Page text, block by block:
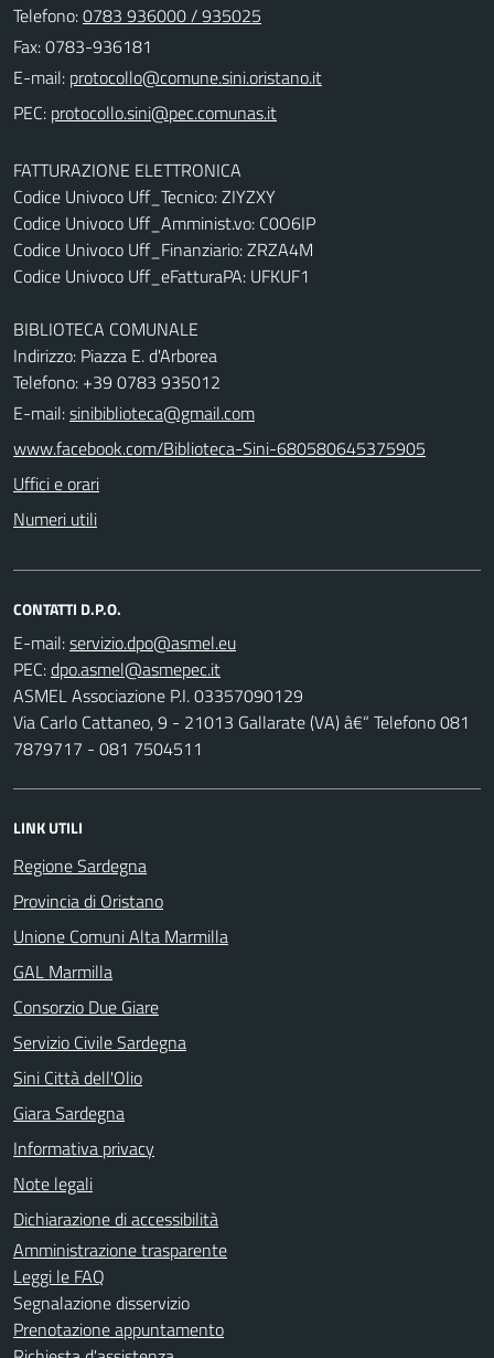
Telefono:0783 936000 / 935025
Fax: 0783-936181
E-mail:
PEC:
FATTURAZIONE ELETTRONICA
Codice Univoco Uff_Tecnico: ZIYZXY
Codice Univoco Uff_Amminist.vo: C0O6IP
Codice Univoco Uff_Finanziario: ZRZA4M
Codice Univoco Uff_eFatturaPA: UFKUF1
BIBLIOTECA COMUNALE
Indirizzo: Piazza E. d'Arborea
Telefono: +39 0783 935012
E-mail:sinibiblioteca@gmail.com
www.facebook.com/Biblioteca-Sini-680580645375905
Uffici e orari
Numeri utili
CONTATTI D.P.O.
E-mail:
PEC:
ASMEL Associazione P.I. 03357090129
Via Carlo Cattaneo, 9 - 21013 Gallarate (VA) â€“ Telefono 081
7879717 - 081 7504511
LINK UTILI
Regione Sardegna
Provincia di Oristano
Unione Comuni Alta Marmilla
GAL Marmilla
Consorzio Due Giare
Servizio Civile Sardegna
Sini Città dell'Olio
Giara Sardegna
Informativa privacy
Note legali
Dichiarazione di accessibilità
Amministrazione trasparente
Leggi le FAQ
Segnalazione disservizio
Prenotazione appuntamento